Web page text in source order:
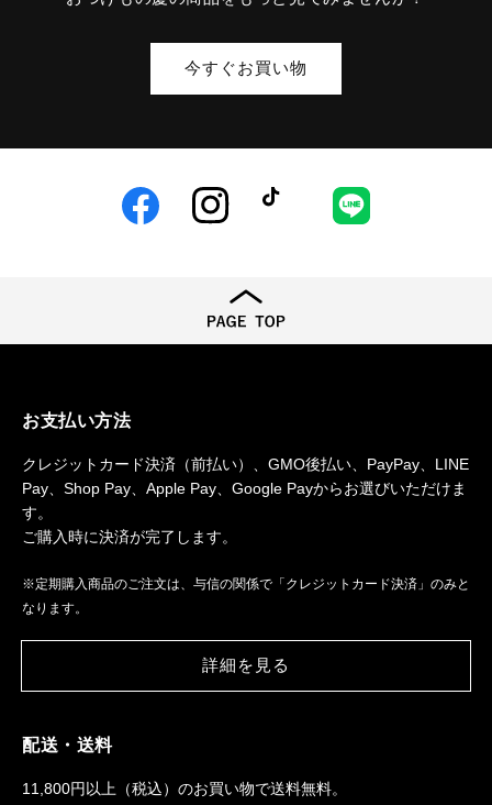
今すぐお買い物
FacebookInstagram LINE
お支払い方法
クレジットカード決済（前払い）、GMO後払い、PayPay、LINE
Pay、Shop Pay、Apple Pay、Google Payからお選びいただけま
す。
ご購入時に決済が完了します。
※定期購入商品のご注文は、与信の関係で「クレジットカード決済」のみと
なります。
詳細を見る
配送・送料
11,800円以上（税込）のお買い物で送料無料。